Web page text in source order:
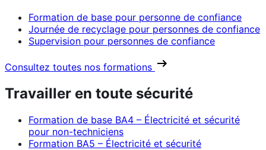
Formation de base pour personne de confiance
Journée de recyclage pour personnes de confiance
Supervision pour personnes de confiance
Consultez toutes nos formations
Travailler en toute sécurité
Formation de base BA4 – Électricité et sécurité
pour non-techniciens
Formation BA5 – Électricité et sécurité